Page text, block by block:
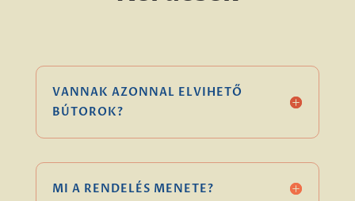
VANNAK AZONNAL ELVIHETŐ
BÚTOROK?
MI A RENDELÉS MENETE?